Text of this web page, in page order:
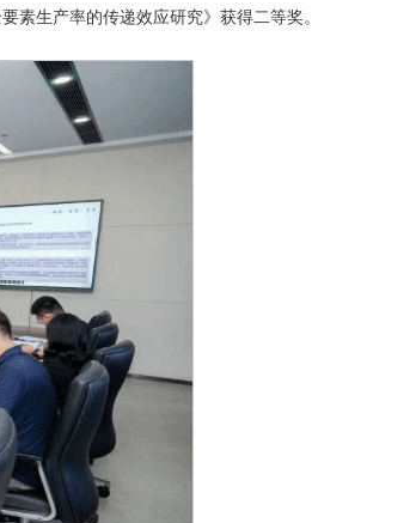
素生产率的传递效应研究》获得二等奖。